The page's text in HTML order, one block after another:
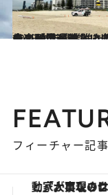
2023.9.23
金の砂浜が美しいゴールドコーストは 誰と旅しても楽しいシティ・ビーチ！ 昨年開業した高層ホテルが見逃せない
旅＆お出かけ
フィーチャー記事
【銀座で出合う最旬美容】美髪ケアや上質な眠り…セルフ